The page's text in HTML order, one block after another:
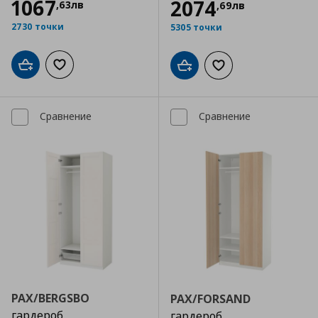
1067,63лв
2730 точки
Добави в кошницата
Добави към списъка с любими
2074,69лв
5305 точки
Добави в кошницата
Добави към
Сравнение
PAX/BERGSBO
Сравнение
PAX/FORSAND